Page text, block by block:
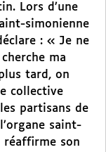
Lors d’une
simonienne
: « Je ne
ma
tard, on
collective
partisans de
saint-
son